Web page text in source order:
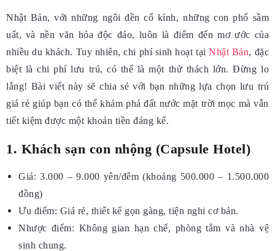
Nhật Bản, với những ngôi đền cổ kính, những con phố sầm
uất, và nền văn hóa độc đáo, luôn là điểm đến mơ ước của
nhiều du khách. Tuy nhiên, chi phí sinh hoạt tạiNhật Bản, đặc
biệt là chi phí lưu trú, có thể là một thử thách lớn. Đừng lo
lắng! Bài viết này sẽ chia sẻ với bạn những lựa chọn lưu trú
giá rẻ giúp bạn có thể khám phá đất nước mặt trời mọc mà vẫn
tiết kiệm được một khoản tiền đáng kể.
1. Khách sạn con nhộng (Capsule Hotel)
Giá: 3.000 – 9.000 yên/đêm (khoảng 500.000 – 1.500.000
đồng)
Ưu điểm: Giá rẻ, thiết kế gọn gàng, tiện nghi cơ bản.
Nhược điểm: Không gian hạn chế, phòng tắm và nhà vệ
sinh chung.